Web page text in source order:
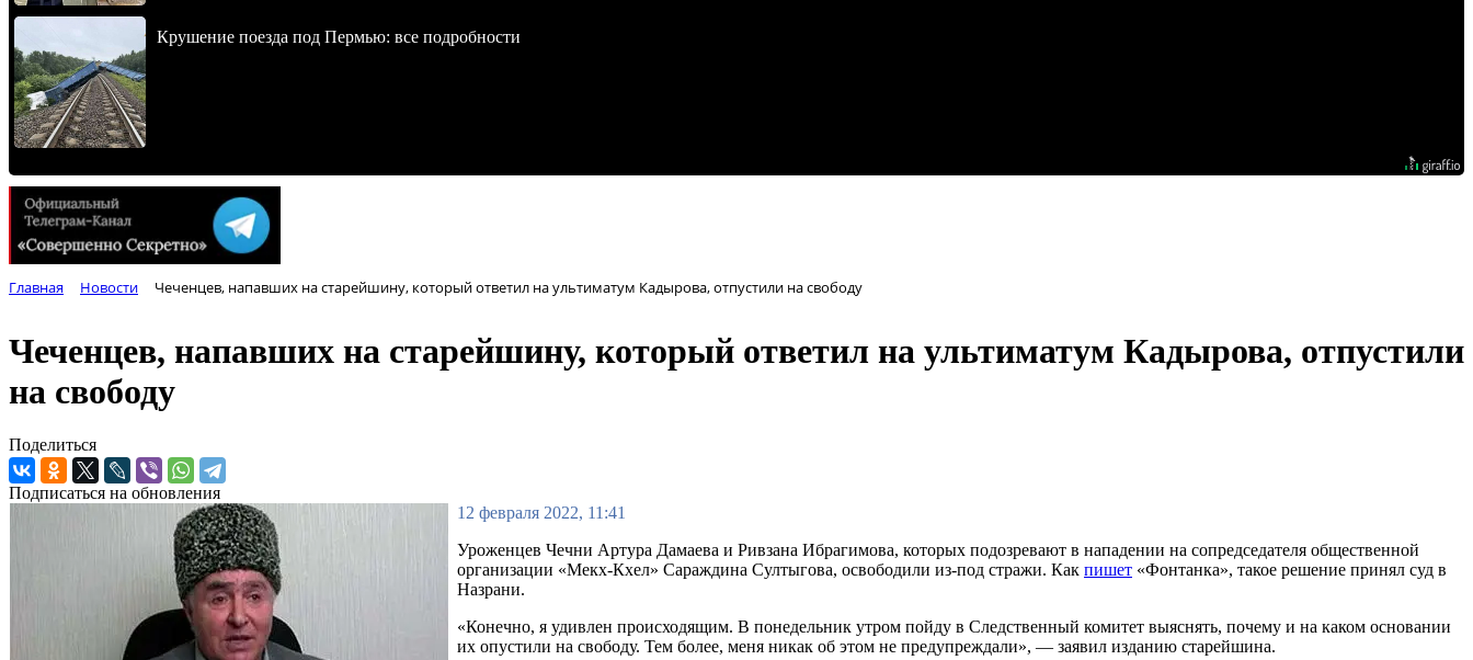
Крушение поезда под Пермью: все подробности
Главная Новости Чеченцев, напавших на старейшину, который ответил на ультиматум Кадырова, отпустили на свободу
Чеченцев, напавших на старейшину, который ответил на ультиматум Кадырова, отпустили
на свободу
Поделиться
Подписаться на обновления
12 февраля 2022, 11:41
Уроженцев Чечни Артура Дамаева и Ривзана Ибрагимова, которых подозревают в нападении на сопредседателя общественной
организации «Мекх-Кхел» Сараждина Султыгова, освободили из-под стражи. Как пишет «Фонтанка», такое решение принял суд в
Назрани.
«Конечно, я удивлен происходящим. В понедельник утром пойду в Следственный комитет выяснять, почему и на каком основании
их опустили на свободу. Тем более, меня никак об этом не предупреждали», — заявил изданию старейшина.